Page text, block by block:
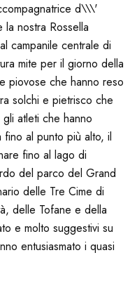
d\\\'
nostra Rossella
campanile centrale di
mite per il giorno della
piovose che hanno reso
solchi e pietrisco che
atleti che hanno
al punto più alto, il
fino al lago di
del parco del Grand
delle Tre Cime di
delle Tofane e della
e molto suggestivi su
entusiasmato i quasi